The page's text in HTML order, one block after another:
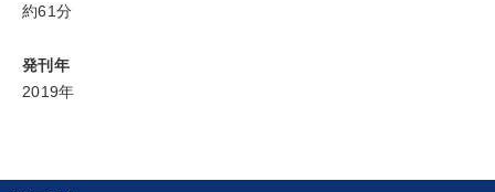
経営体系を学びたい
キーワード
約61分
発刊年
2019年